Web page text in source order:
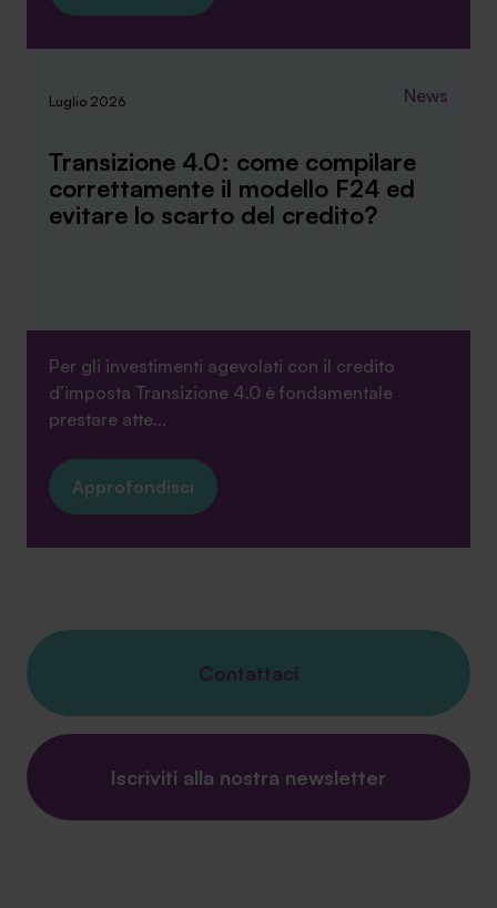
Luglio 2026 News
Transizione 4.0: come compilare
correttamente il modello F24 ed
evitare lo scarto del credito?
Per gli investimenti agevolati con il credito
d’imposta Transizione 4.0 è fondamentale
prestare atte...
Approfondisci
Contattaci
Iscriviti alla nostra newsletter